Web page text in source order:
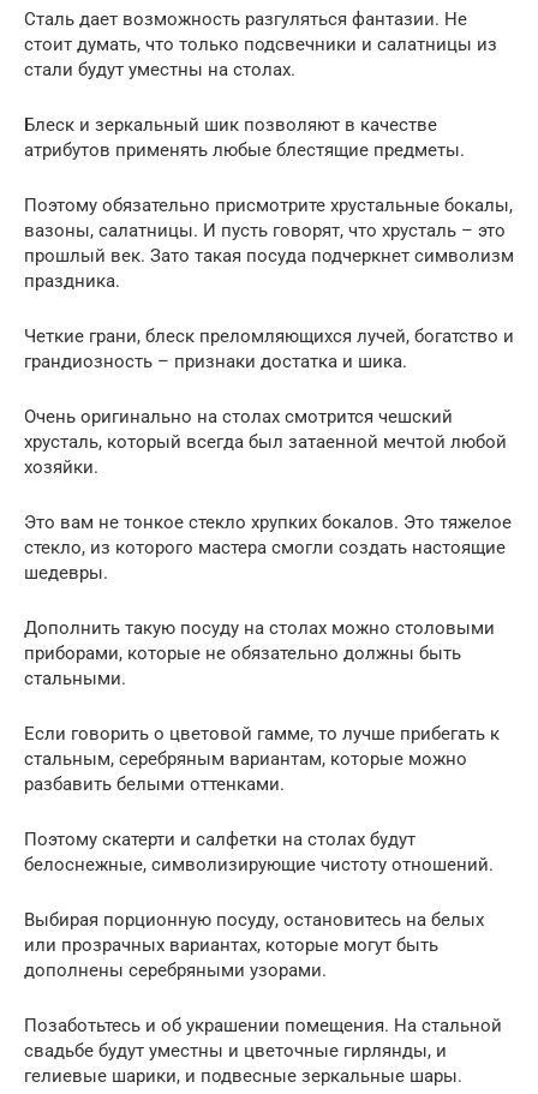
Сталь дает возможность разгуляться фантазии. Не
стоит думать, что только подсвечники и салатницы из
стали будут уместны на столах.
Блеск и зеркальный шик позволяют в качестве
атрибутов применять любые блестящие предметы.
Поэтому обязательно присмотрите хрустальные бокалы,
вазоны, салатницы. И пусть говорят, что хрусталь – это
прошлый век. Зато такая посуда подчеркнет символизм
праздника.
Четкие грани, блеск преломляющихся лучей, богатство и
грандиозность – признаки достатка и шика.
Очень оригинально на столах смотрится чешский
хрусталь, который всегда был затаенной мечтой любой
хозяйки.
Это вам не тонкое стекло хрупких бокалов. Это тяжелое
стекло, из которого мастера смогли создать настоящие
шедевры.
Дополнить такую посуду на столах можно столовыми
приборами, которые не обязательно должны быть
стальными.
Если говорить о цветовой гамме, то лучше прибегать к
стальным, серебряным вариантам, которые можно
разбавить белыми оттенками.
Поэтому скатерти и салфетки на столах будут
белоснежные, символизирующие чистоту отношений.
Выбирая порционную посуду, остановитесь на белых
или прозрачных вариантах, которые могут быть
дополнены серебряными узорами.
Позаботьтесь и об украшении помещения. На стальной
свадьбе будут уместны и цветочные гирлянды, и
гелиевые шарики, и подвесные зеркальные шары.